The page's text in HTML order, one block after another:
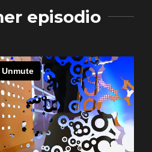
episodio